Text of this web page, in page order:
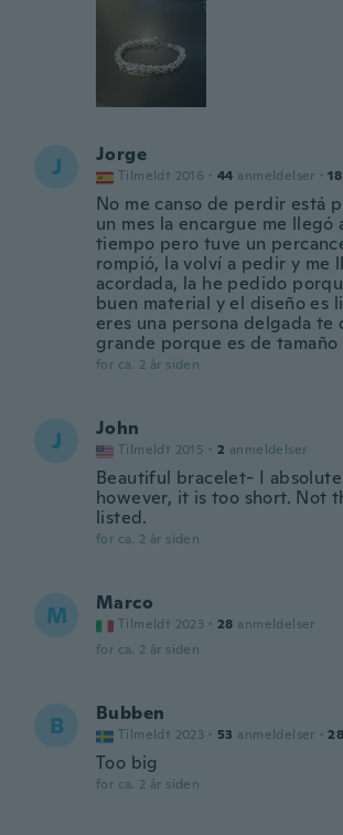
J Jorge
Tilmeldt 2016 · 44 anmeldelser · 18
No me canso de perdir está
un mes la encargue me llegó
tiempo pero tuve un
rompió, la volví a pedir y me
acordada, la he pedido
buen material y el diseño es
eres una persona delgada te
grande porque es de tamaño
for ca. 2 år siden
J John
Tilmeldt 2015 · 2 anmeldelser
Beautiful bracelet- I
however, it is too short. Not
listed.
for ca. 2 år siden
M Marco
Tilmeldt 2023 · 28 anmeldelser
for ca. 2 år siden
B Bubben
Tilmeldt 2023 · 53 anmeldelser · 28
Too big
for ca. 2 år siden